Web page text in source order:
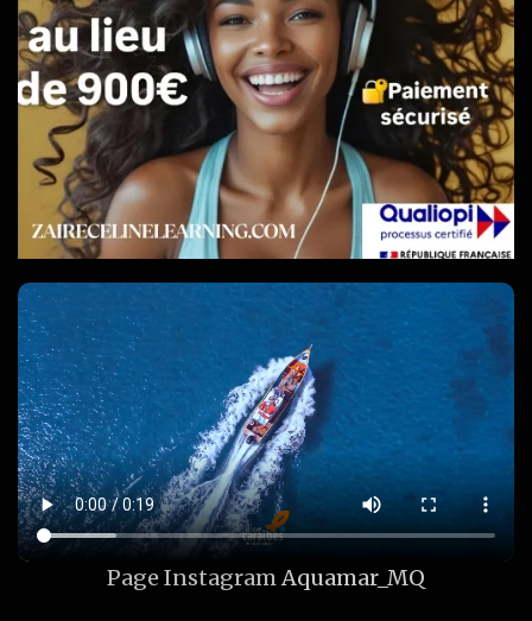
Page InstagramAquamar_MQ